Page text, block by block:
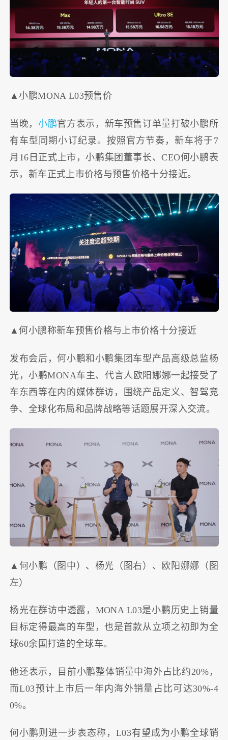
▲小鹏MONA L03预售价
当晚，小鹏官方表示，新车预售订单量打破小鹏所
有车型同期小订纪录。按照官方节奏，新车将于7
月16日正式上市，小鹏集团董事长、CEO何小鹏表
示，新车正式上市价格与预售价格十分接近。
▲何小鹏称新车预售价格与上市价格十分接近
发布会后，何小鹏和小鹏集团车型产品高级总监杨
光，小鹏MONA车主、代言人欧阳娜娜一起接受了
车东西等在内的媒体群访，围绕产品定义、智驾竞
争、全球化布局和品牌战略等话题展开深入交流。
▲何小鹏（图中）、杨光（图右）、欧阳娜娜（图
左）
杨光在群访中透露，MONA L03是小鹏历史上销量
目标定得最高的车型，也是首款从立项之初即为全
球60余国打造的全球车。
他还表示，目前小鹏整体销量中海外占比约20%，
而L03预计上市后一年内海外销量占比可达30%-4
0%。
何小鹏则进一步表态称，L03有望成为小鹏全球销